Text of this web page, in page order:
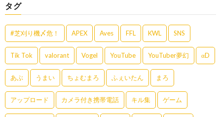
タグ
#芝刈り機〆危！ APEX Aves FFL KWL SNS
Tik Tok valorant Vogel YouTube YouTuber夢幻 αD
あぶ うまい ちょむまろ ふぇいたん まろ
アップロード カメラ付き携帯電話 キル集 ゲーム